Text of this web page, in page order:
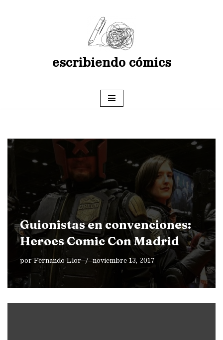
escribiendo cómics
Guionistas en convenciones:
Heroes Comic Con Madrid
porFernando Llor noviembre 13, 2017